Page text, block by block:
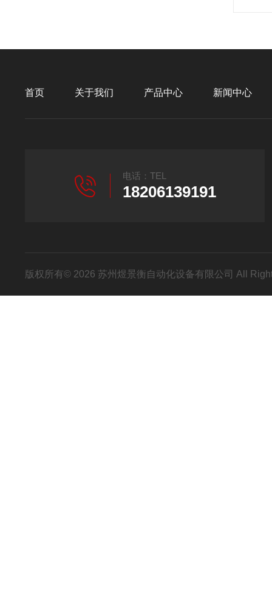
首页 关于我们 产品中心 新闻中心
电话：TEL
18206139191
版权所有© 2026 苏州煜景衡自动化设备有限公司 All